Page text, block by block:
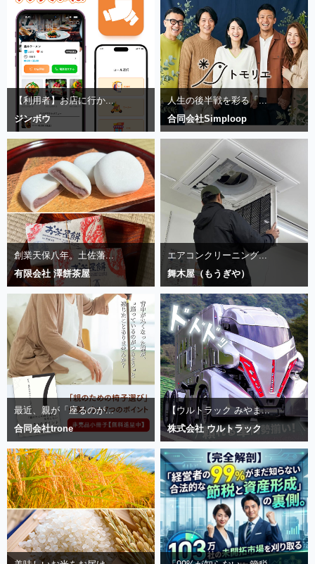
【利用者】お店に行か...
ジンボウ
人生の後半戦を彩る「...
合同会社Simploop
創業天保八年。土佐藩...
有限会社 澤餅茶屋
エアコンクリーニング...
舞木屋（もうぎや）
最近、親が「座るのが...
合同会社trone
【ウルトラック みやま...
株式会社 ウルトラック